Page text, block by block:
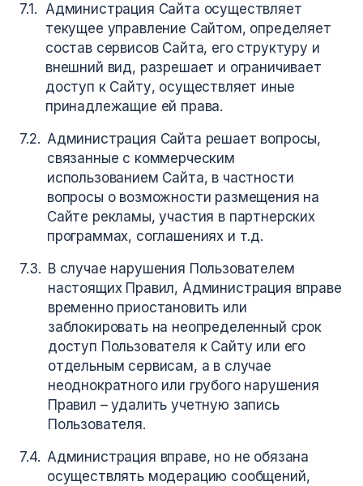
Администрация Сайта осуществляет
текущее управление Сайтом, определяет
состав сервисов Сайта, его структуру и
внешний вид, разрешает и ограничивает
доступ к Сайту, осуществляет иные
принадлежащие ей права.
Администрация Сайта решает вопросы,
связанные с коммерческим
использованием Сайта, в частности
вопросы о возможности размещения на
Сайте рекламы, участия в партнерских
программах, соглашениях и т.д.
В случае нарушения Пользователем
настоящих Правил, Администрация вправе
временно приостановить или
заблокировать на неопределенный срок
доступ Пользователя к Сайту или его
отдельным сервисам, а в случае
неоднократного или грубого нарушения
Правил – удалить учетную запись
Пользователя.
Администрация вправе, но не обязана
осуществлять модерацию сообщений,